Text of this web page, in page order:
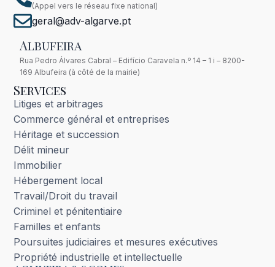
(Appel vers le réseau fixe national)
geral@adv-algarve.pt
Albufeira
Rua Pedro Álvares Cabral – Edifício Caravela n.º 14 – 1 i – 8200-
169 Albufeira (à côté de la mairie)
Services
Litiges et arbitrages
Commerce général et entreprises
Héritage et succession
Délit mineur
Immobilier
Hébergement local
Travail/Droit du travail
Criminel et pénitentiaire
Familles et enfants
Poursuites judiciaires et mesures exécutives
Propriété industrielle et intellectuelle